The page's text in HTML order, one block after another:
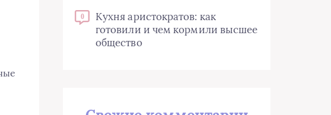
0
Кухня аристократов: как
готовили и чем кормили высшее
общество